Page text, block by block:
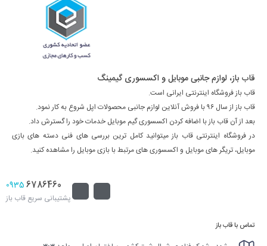
قاب باز، لوازم جانبی موبایل و اکسسوری گیمینگ
قاب باز فروشگاه اینترنتی ایرانی است.
قاب باز از سال ۹۶ با فروش آنلاین لوازم جانبی محصولات اپل شروع به کار نمود.
بعد از آن قاب باز با اضافه کردن اکسسوری گیم موبایل خدمات خود را گسترش داد.
در فروشگاه اینترنتی قاب باز میتوانید کامل ترین بررسی های فنی دسته های بازی
موبایل، تریگر های موبایل و اکسسوری های مرتبط با بازی موبایل را مشاهده کنید.
6786460
0935
پشتیبانی سریع قاب باز
تماس با قاب باز